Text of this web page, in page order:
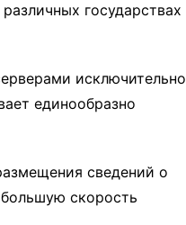
государствах
исключительно
единообразно
сведений о
большую скорость